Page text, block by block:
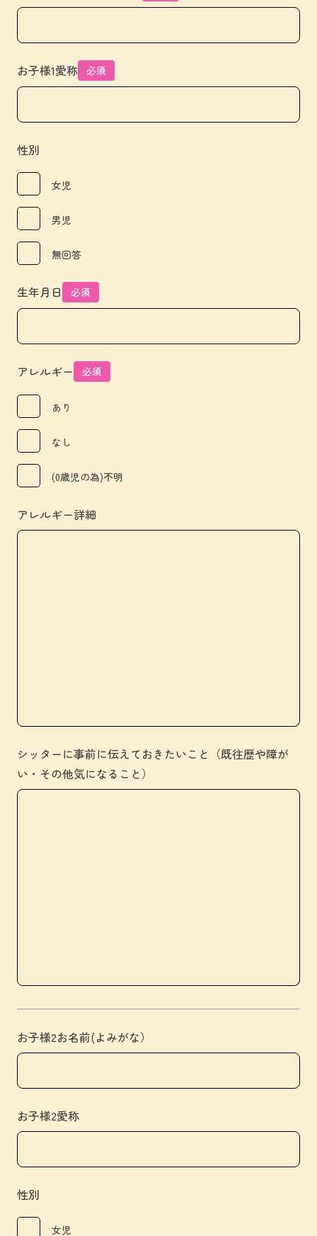
お子様1愛称 必須
性別
女児
男児
無回答
生年月日 必須
アレルギー 必須
あり
なし
(0歳児の為)不明
アレルギー詳細
シッターに事前に伝えておきたいこと（既往歴や障が
い・その他気になること）
お子様2お名前(よみがな）
お子様2愛称
性別
女児